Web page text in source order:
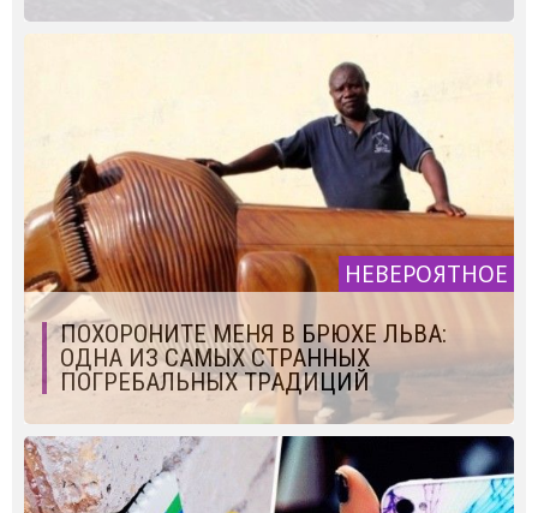
НЕВЕРОЯТНОЕ
ПОХОРОНИТЕ МЕНЯ В БРЮХЕ ЛЬВА:
ОДНА ИЗ САМЫХ СТРАННЫХ
ПОГРЕБАЛЬНЫХ ТРАДИЦИЙ